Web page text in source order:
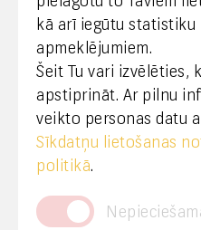
izaicinājums ikvienam
lielas investīcijas
vairāku
Zemu iedzīvotāju
Eiropas Komisijas
apgrūtina
investīcijas
kā arī iegūtu statistiku
apmeklējumiem.
Šeit Tu vari izvēlēties,
apstiprināt. Ar pilnu
veikto personas datu
Sīkdatņu lietošanas
politikā.